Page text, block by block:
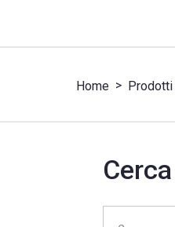
Home > Prodotti
Cerca